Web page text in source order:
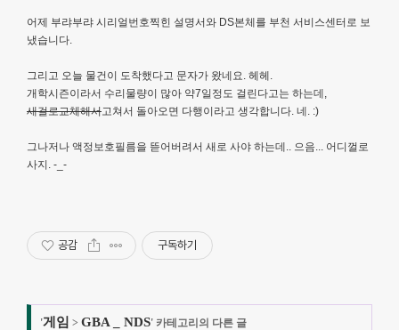
어제 부랴부랴 시리얼번호찍힌 설명서와 DS본체를 부천 서비스센터로 보
냈습니다.
그리고 오늘 물건이 도착했다고 문자가 왔네요. 헤헤.
개학시즌이라서 수리물량이 많아 약7일정도 걸린다고는 하는데,
새걸로교체해서고쳐서 돌아오면 다행이라고 생각합니다. 네. :)
그나저나 액정보호필름을 뜯어버려서 새로 사야 하는데.. 으음... 어디껄로
사지. -_-
공감 구독하기
'게임 > GBA _ NDS' 카테고리의 다른 글